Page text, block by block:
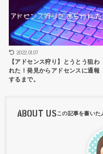
2022.01.07
【アドセンス狩り】とうとう狙わ
れた！発見からアドセンスに通報
するまで。
ABOUT US